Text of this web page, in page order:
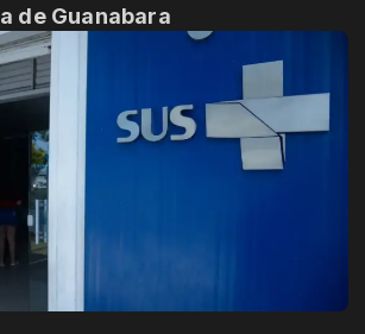
de Guanabara